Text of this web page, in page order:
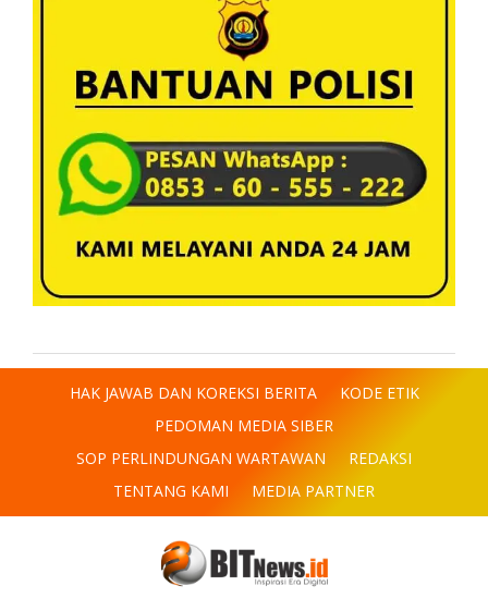
HAK JAWAB DAN KOREKSI BERITA
KODE ETIK
PEDOMAN MEDIA SIBER
SOP PERLINDUNGAN WARTAWAN
REDAKSI
TENTANG KAMI
MEDIA PARTNER